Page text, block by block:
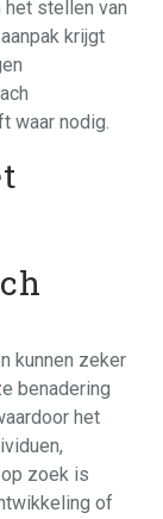
het stellen van
krijgt
waar nodig.
kunnen zeker
benadering
het
op zoek is
of